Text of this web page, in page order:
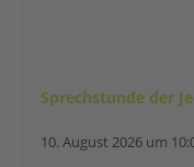
Sprechstunde der
10. August 2026 um